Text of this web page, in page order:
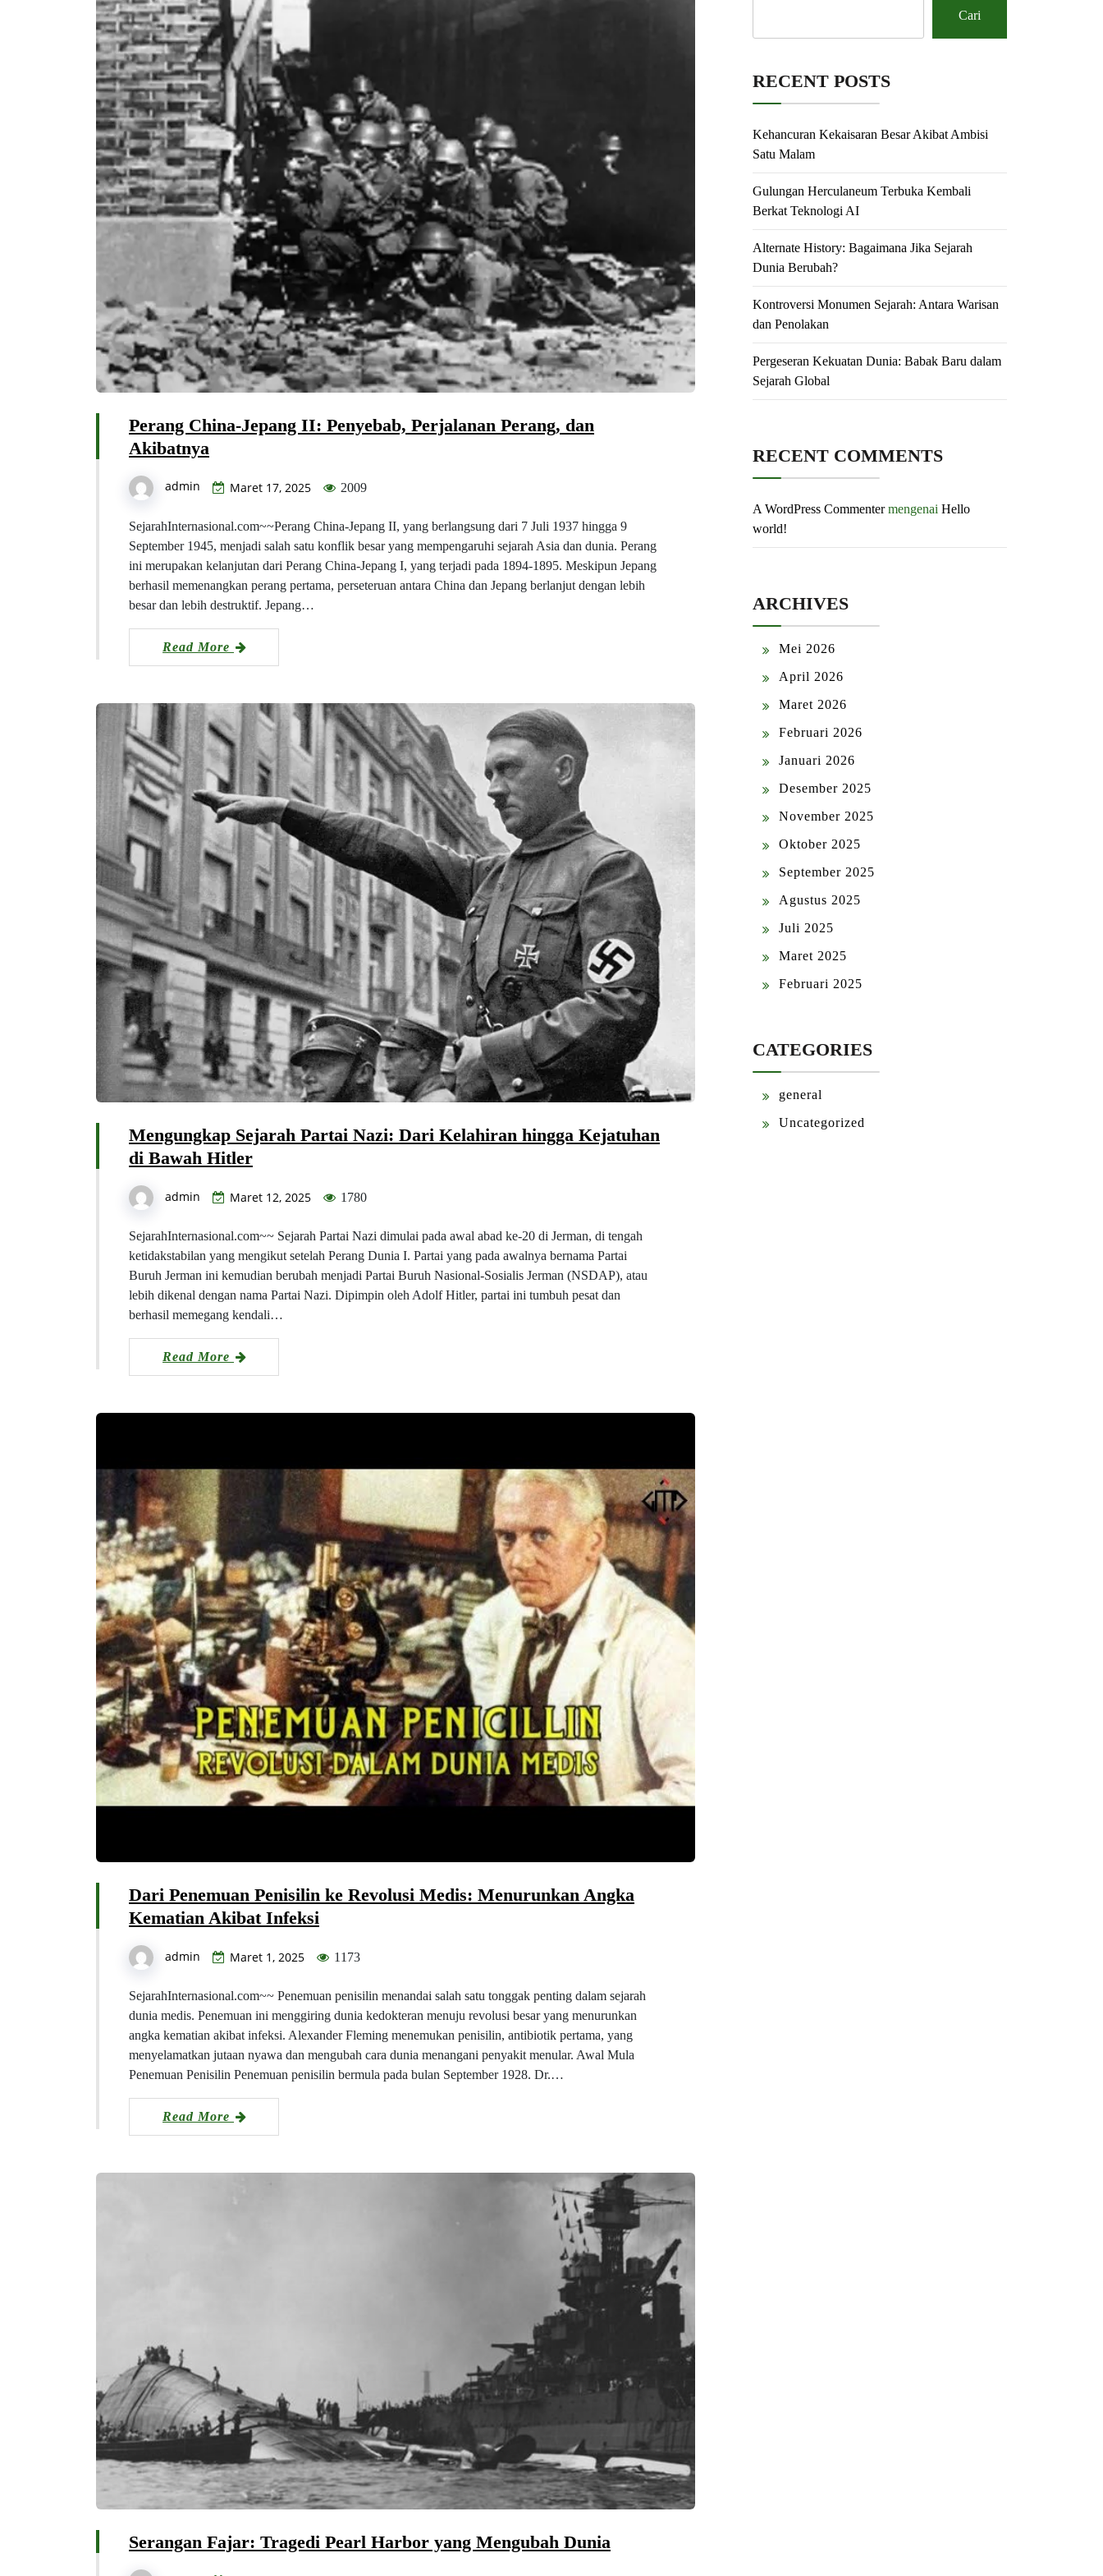
Perang China-Jepang II: Penyebab, Perjalanan Perang, dan
Akibatnya
admin Maret 17, 2025 2009
SejarahInternasional.com~~Perang China-Jepang II, yang berlangsung dari 7 Juli 1937 hingga 9
September 1945, menjadi salah satu konflik besar yang mempengaruhi sejarah Asia dan dunia. Perang
ini merupakan kelanjutan dari Perang China-Jepang I, yang terjadi pada 1894-1895. Meskipun Jepang
berhasil memenangkan perang pertama, perseteruan antara China dan Jepang berlanjut dengan lebih
besar dan lebih destruktif. Jepang…
Read More
Mengungkap Sejarah Partai Nazi: Dari Kelahiran hingga Kejatuhan
di Bawah Hitler
admin Maret 12, 2025 1780
SejarahInternasional.com~~ Sejarah Partai Nazi dimulai pada awal abad ke-20 di Jerman, di tengah
ketidakstabilan yang mengikut setelah Perang Dunia I. Partai yang pada awalnya bernama Partai
Buruh Jerman ini kemudian berubah menjadi Partai Buruh Nasional-Sosialis Jerman (NSDAP), atau
lebih dikenal dengan nama Partai Nazi. Dipimpin oleh Adolf Hitler, partai ini tumbuh pesat dan
berhasil memegang kendali…
Read More
Dari Penemuan Penisilin ke Revolusi Medis: Menurunkan Angka
Kematian Akibat Infeksi
admin Maret 1, 2025 1173
SejarahInternasional.com~~ Penemuan penisilin menandai salah satu tonggak penting dalam sejarah
dunia medis. Penemuan ini menggiring dunia kedokteran menuju revolusi besar yang menurunkan
angka kematian akibat infeksi. Alexander Fleming menemukan penisilin, antibiotik pertama, yang
menyelamatkan jutaan nyawa dan mengubah cara dunia menangani penyakit menular. Awal Mula
Penemuan Penisilin Penemuan penisilin bermula pada bulan September 1928. Dr.…
Read More
Serangan Fajar: Tragedi Pearl Harbor yang Mengubah Dunia
Cari
RECENT POSTS
Kehancuran Kekaisaran Besar Akibat Ambisi
Satu Malam
Gulungan Herculaneum Terbuka Kembali
Berkat Teknologi AI
Alternate History: Bagaimana Jika Sejarah
Dunia Berubah?
Kontroversi Monumen Sejarah: Antara Warisan
dan Penolakan
Pergeseran Kekuatan Dunia: Babak Baru dalam
Sejarah Global
RECENT COMMENTS
A WordPress Commentermengenai Hello
world!
ARCHIVES
Mei 2026
April 2026
Maret 2026
Februari 2026
Januari 2026
Desember 2025
November 2025
Oktober 2025
September 2025
Agustus 2025
Juli 2025
Maret 2025
Februari 2025
CATEGORIES
general
Uncategorized